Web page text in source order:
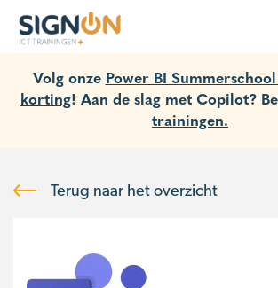
Volg onze Power BI
korting! Aan de slag met Copilot?
trainingen.
Terug naar het overzicht